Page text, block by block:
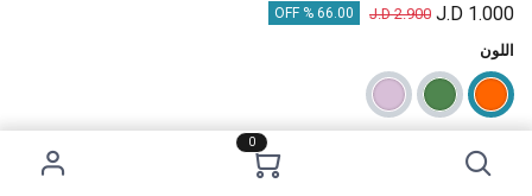
0
1.000
2.900
J.D
66.00 % OFF
اللون